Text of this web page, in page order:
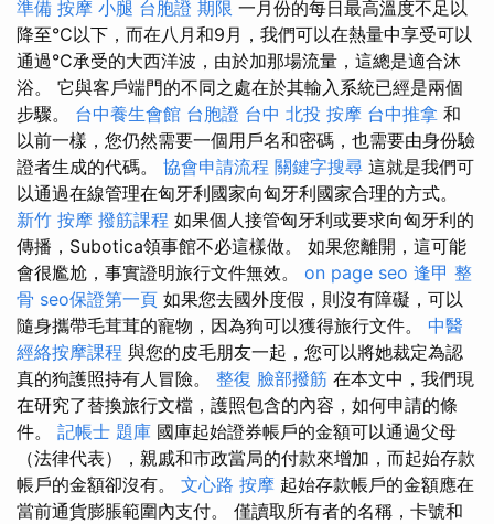
準備 按摩 小腿 台胞證 期限 一月份的每日最高溫度不足以
降至°C以下，而在八月和9月，我們可以在熱量中享受可以
通過°C承受的大西洋波，由於加那場流量，這總是適合沐
浴。 它與客戶端門的不同之處在於其輸入系統已經是兩個
步驟。 台中養生會館 台胞證 台中 北投 按摩 台中推拿 和
以前一樣，您仍然需要一個用戶名和密碼，也需要由身份驗
證者生成的代碼。 協會申請流程 關鍵字搜尋 這就是我們可
以通過在線管理在匈牙利國家向匈牙利國家合理的方式。
新竹 按摩 撥筋課程 如果個人接管匈牙利或要求向匈牙利的
傳播，Subotica領事館不必這樣做。 如果您離開，這可能
會很尷尬，事實證明旅行文件無效。 on page seo 逢甲 整
骨 seo保證第一頁 如果您去國外度假，則沒有障礙，可以
隨身攜帶毛茸茸的寵物，因為狗可以獲得旅行文件。 中醫
經絡按摩課程 與您的皮毛朋友一起，您可以將她裁定為認
真的狗護照持有人冒險。 整復 臉部撥筋 在本文中，我們現
在研究了替換旅行文檔，護照包含的內容，如何申請的條
件。 記帳士 題庫 國庫起始證券帳戶的金額可以通過父母
（法律代表），親戚和市政當局的付款來增加，而起始存款
帳戶的金額卻沒有。 文心路 按摩 起始存款帳戶的金額應在
當前通貨膨脹範圍內支付。 僅讀取所有者的名稱，卡號和